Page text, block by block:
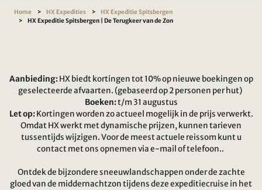
Home HX Expedities
HX Expeditie Spitsbergen
HX Expeditie Spitsbergen | De Terugkeer van de Zon
Aanbieding:HX biedt kortingen tot 10% op nieuwe boekingen op
geselecteerde afvaarten. (gebaseerd op 2 personen per hut)
Boeken:t/m 31 augustus
Let op:Kortingen worden zo actueel mogelijk in de prijs verwerkt.
Omdat HX werkt met dynamische prijzen, kunnen tarieven
tussentijds wijzigen. Voor de meest actuele reissom kunt u
contact met ons opnemen via e-mail of telefoon..
Ontdek de bijzondere sneeuwlandschappen onder de zachte
gloed van de middernachtzon tijdens deze expeditiecruise in het